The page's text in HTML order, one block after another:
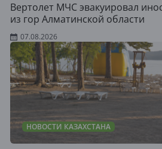
Вертолет МЧС эвакуировал
из гор Алматинской области
07.08.2026
НОВОСТИ КАЗАХСТАНА